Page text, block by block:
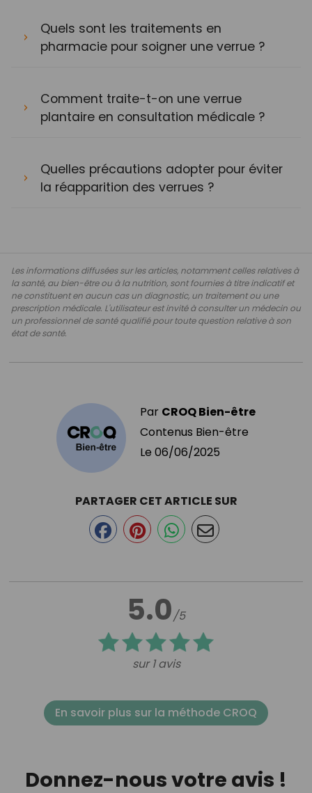
Quels sont les traitements en
pharmacie pour soigner une verrue ?
Comment traite-t-on une verrue
plantaire en consultation médicale ?
Quelles précautions adopter pour éviter
la réapparition des verrues ?
Les informations diffusées sur les articles, notamment celles relatives à
la santé, au bien-être ou à la nutrition, sont fournies à titre indicatif et
ne constituent en aucun cas un diagnostic, un traitement ou une
prescription médicale. L'utilisateur est invité à consulter un médecin ou
un professionnel de santé qualifié pour toute question relative à son
état de santé.
Par CROQ Bien-être
Contenus Bien-être
Le 06/06/2025
5.0/5
sur 1 avis
PARTAGER CET ARTICLE SUR
En savoir plus sur la méthode CROQ
Donnez-nous votre avis !